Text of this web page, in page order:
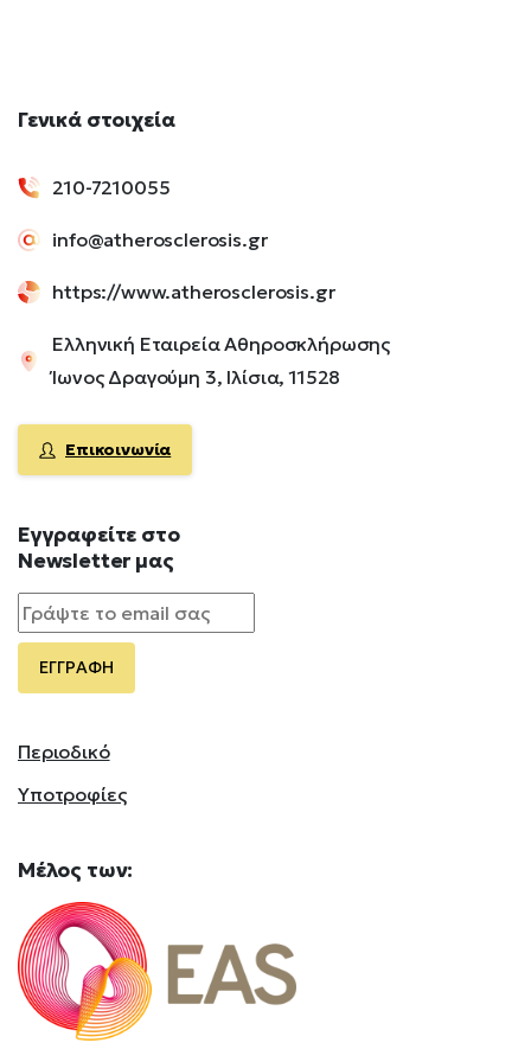
Γενικά στοιχεία
210-7210055
info@atherosclerosis.gr
https://www.atherosclerosis.gr
Ελληνική Εταιρεία Αθηροσκλήρωσης
Ίωνος Δραγούμη 3, Ιλίσια, 11528
Επικοινωνία
Εγγραφείτε στο
Newsletter μας
Περιοδικό
Υποτροφίες
Mέλος των: